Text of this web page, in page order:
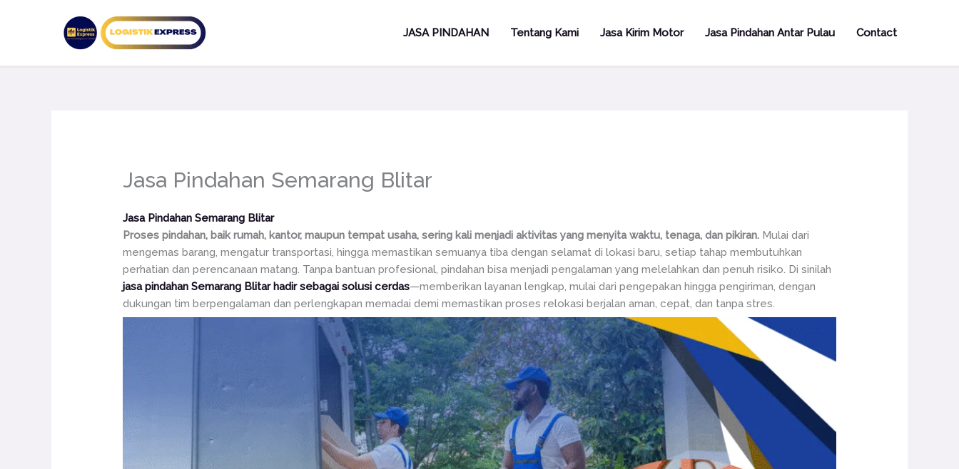
JASA PINDAHAN Tentang Kami Jasa Kirim Motor Jasa Pindahan Antar Pulau Contact
Jasa Pindahan Semarang Blitar
Jasa Pindahan Semarang Blitar
Proses pindahan, baik rumah, kantor, maupun tempat usaha, sering kali menjadi aktivitas yang menyita waktu, tenaga, dan pikiran. Mulai dari
mengemas barang, mengatur transportasi, hingga memastikan semuanya tiba dengan selamat di lokasi baru, setiap tahap membutuhkan
perhatian dan perencanaan matang. Tanpa bantuan profesional, pindahan bisa menjadi pengalaman yang melelahkan dan penuh risiko. Di sinilah
jasa pindahan Semarang Blitar hadir sebagai solusi cerdas—memberikan layanan lengkap, mulai dari pengepakan hingga pengiriman, dengan
dukungan tim berpengalaman dan perlengkapan memadai demi memastikan proses relokasi berjalan aman, cepat, dan tanpa stres.